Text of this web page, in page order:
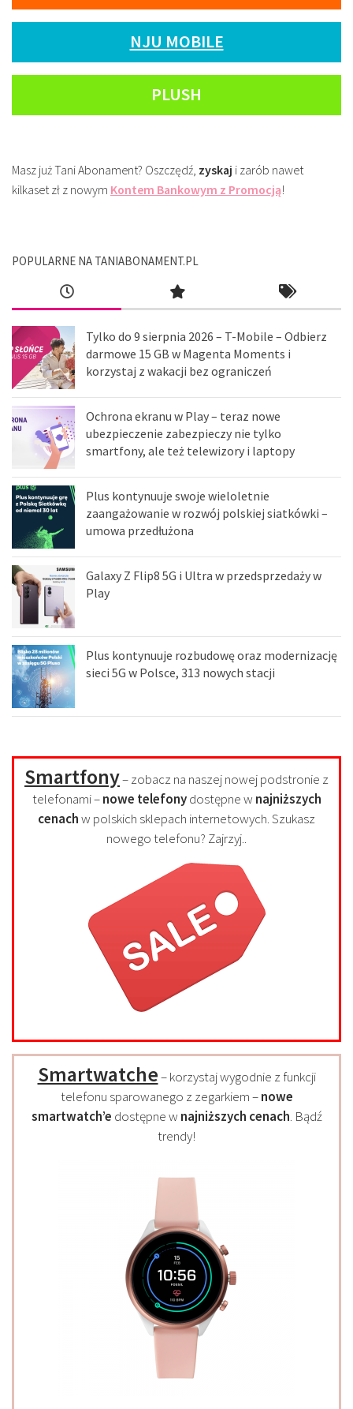
NJU MOBILE
PLUSH
Masz już Tani Abonament? Oszczędź, zyskaj i zarób nawet
kilkaset zł z nowym Kontem Bankowym z Promocją!
POPULARNE NA TANIABONAMENT.PL
Tylko do 9 sierpnia 2026 – T-Mobile – Odbierz
darmowe 15 GB w Magenta Moments i
korzystaj z wakacji bez ograniczeń
Ochrona ekranu w Play – teraz nowe
ubezpieczenie zabezpieczy nie tylko
smartfony, ale też telewizory i laptopy
Plus kontynuuje swoje wieloletnie
zaangażowanie w rozwój polskiej siatkówki –
umowa przedłużona
Galaxy Z Flip8 5G i Ultra w przedsprzedaży w
Play
Plus kontynuuje rozbudowę oraz modernizację
sieci 5G w Polsce, 313 nowych stacji
Smartfony– zobacz na naszej nowej podstronie z
telefonami –nowe telefonydostępne w najniższych
cenachw polskich sklepach internetowych. Szukasz
nowego telefonu? Zajrzyj..
Smartwatche– korzystaj wygodnie z funkcji
telefonu sparowanego z zegarkiem –nowe
smartwatch’e dostępne w najniższych cenach. Bądź
trendy!